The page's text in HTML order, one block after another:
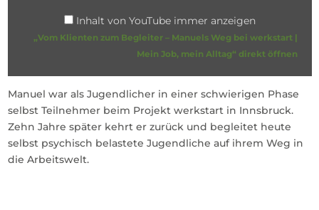
mein
Alltag“
von
YouTube
anzeigen
Inhalt von YouTube immer anzeigen
„Vom Klienten zum Begleiter – Manuels Weg bei werkstart |
Mein Job, mein Alltag“ direkt öffnen
Manuel war als Jugendlicher in einer schwierigen Phase
selbst Teilnehmer beim Projekt werkstart in Innsbruck.
Zehn Jahre später kehrt er zurück und begleitet heute
selbst psychisch belastete Jugendliche auf ihrem Weg in
die Arbeitswelt.